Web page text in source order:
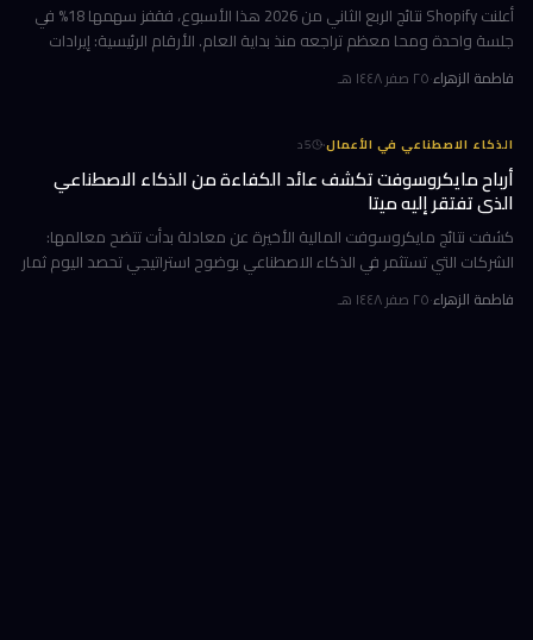
أعلنت Shopify نتائج الربع الثاني من 2026 هذا الأسبوع، فقفز سهمها 18% في
جلسة واحدة ومحا معظم تراجعه منذ بداية العام. الأرقام الرئيسية: إيرادات
ربعية 3.58 مليار دولار بنمو 34%، وحجم بضائع إجمالي GMV بل
فاطمة الزهراء·٢٥ صفر ١٤٤٨ هـ
الذكاء الاصطناعي في الأعمال·
5د
أرباح مايكروسوفت تكشف عائد الكفاءة من الذكاء الاصطناعي
الذي تفتقر إليه ميتا
كشفت نتائج مايكروسوفت المالية الأخيرة عن معادلة بدأت تتضح معالمها:
الشركات التي تستثمر في الذكاء الاصطناعي بوضوح استراتيجي تحصد اليوم ثمار
الكفاءة وخفض التكاليف، بينما تتعثر أخرى في تحويل إنفاقها الضخ
فاطمة الزهراء·٢٥ صفر ١٤٤٨ هـ